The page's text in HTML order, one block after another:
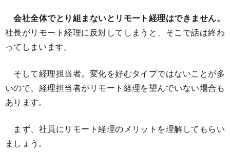
会社全体でとり組まないとリモート経理はできません。
社長がリモート経理に反対してしまうと、そこで話は終わ
ってしまいます。
そして経理担当者。変化を好むタイプではないことが多
いので、経理担当者がリモート経理を望んでいない場合も
あります。
まず、社員にリモート経理のメリットを理解してもらい
ましょう。